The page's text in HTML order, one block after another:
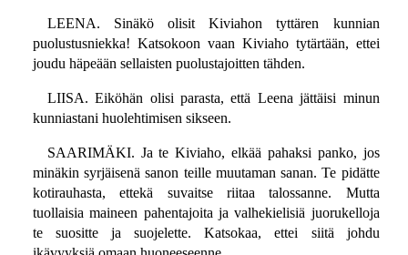
LEENA. Sinäkö olisit Kiviahon tyttären kunnian
puolustusniekka! Katsokoon vaan Kiviaho tytärtään, ettei
joudu häpeään sellaisten puolustajoitten tähden.
LIISA. Eiköhän olisi parasta, että Leena jättäisi minun
kunniastani huolehtimisen sikseen.
SAARIMÄKI. Ja te Kiviaho, elkää pahaksi panko, jos
minäkin syrjäisenä sanon teille muutaman sanan. Te pidätte
kotirauhasta, ettekä suvaitse riitaa talossanne. Mutta
tuollaisia maineen pahentajoita ja valhekielisiä juorukelloja
te suositte ja suojelette. Katsokaa, ettei siitä johdu